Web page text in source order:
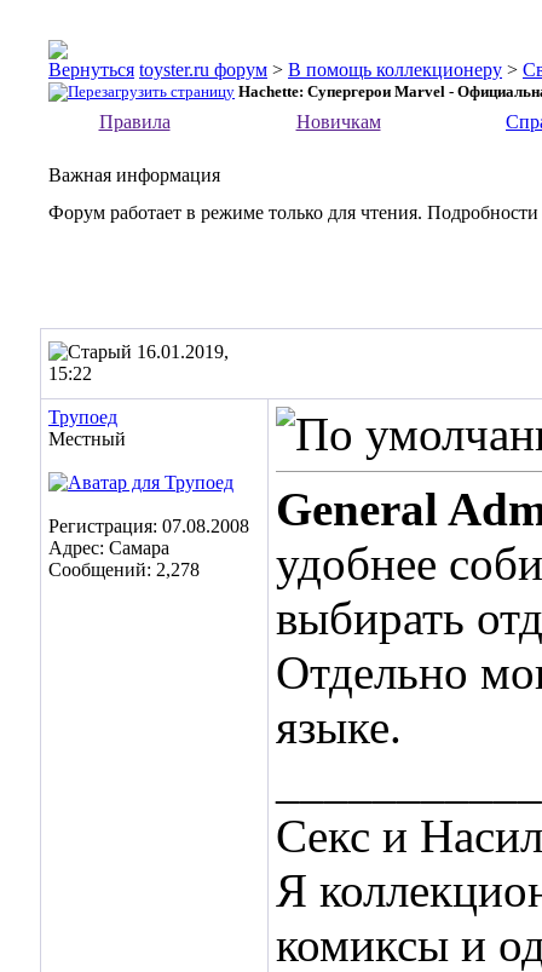
toyster.ru форум > В помощь коллекционеру >
Hachette: Супергерои Marvel -
Правила Новичкам
Важная информация
Форум работает в режиме только для чтения.
16.01.2019,
15:22
Трупоед
Местный
Регистрация: 07.08.2008
Адрес: Самара
Сообщений: 2,278
General
удобнее
выбирать
Отдельно
языке.
Секс и
Я
комиксы и